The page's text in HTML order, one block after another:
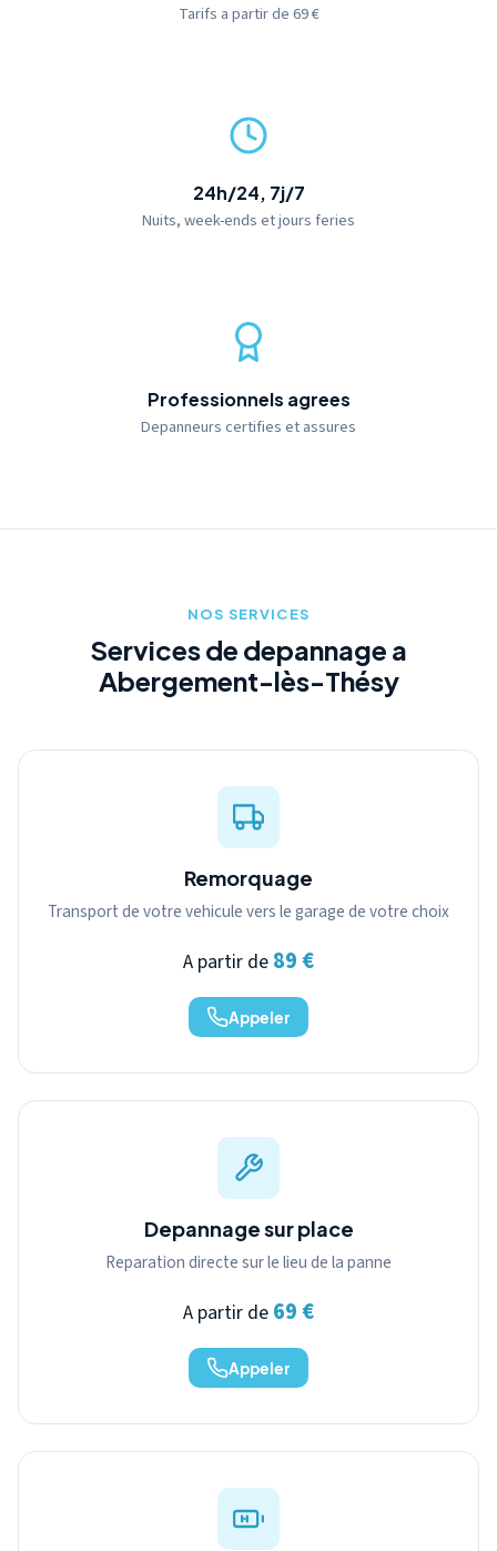
Tarifs a partir de 69 €
24h/24, 7j/7
Nuits, week-ends et jours feries
Professionnels agrees
Depanneurs certifies et assures
NOS SERVICES
Services de depannage a
Abergement-lès-Thésy
Remorquage
Transport de votre vehicule vers le garage de votre choix
A partir de 89 €
Appeler
Depannage sur place
Reparation directe sur le lieu de la panne
A partir de 69 €
Appeler